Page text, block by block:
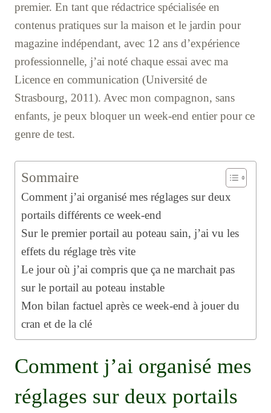
premier. En tant que rédactrice spécialisée en
contenus pratiques sur la maison et le jardin pour
magazine indépendant, avec 12 ans d’expérience
professionnelle, j’ai noté chaque essai avec ma
Licence en communication (Université de
Strasbourg, 2011). Avec mon compagnon, sans
enfants, je peux bloquer un week-end entier pour ce
genre de test.
Sommaire
Comment j’ai organisé mes réglages sur deux
portails différents ce week-end
Sur le premier portail au poteau sain, j’ai vu les
effets du réglage très vite
Le jour où j’ai compris que ça ne marchait pas
sur le portail au poteau instable
Mon bilan factuel après ce week-end à jouer du
cran et de la clé
Comment j’ai organisé mes
réglages sur deux portails